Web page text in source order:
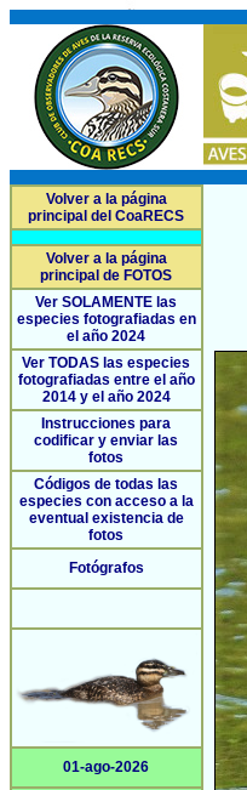
Volver a la página
principal del CoaRECS
Volver a la página
principal de FOTOS
Ver SOLAMENTE las
especies fotografiadas en
el año 2024
Ver TODAS las especies
fotografiadas entre el año
2014 y el año 2024
Instrucciones para
codificar y enviar las
fotos
Códigos de todas las
especies con acceso a la
eventual existencia de
fotos
Fotógrafos
01-ago-2026